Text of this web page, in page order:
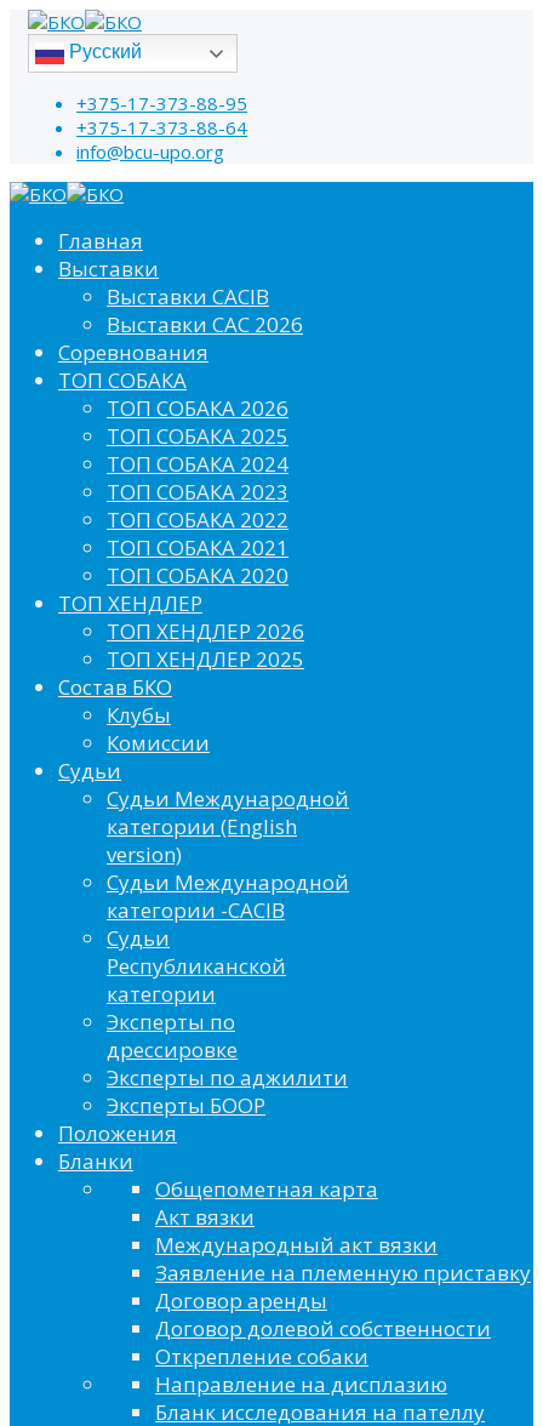
Русский
+375-17-373-88-95
+375-17-373-88-64
info@bcu-upo.org
Главная
Выставки
Выставки CACIB
Выставки САС 2026
Соревнования
ТОП СОБАКА
ТОП СОБАКА 2026
ТОП СОБАКА 2025
ТОП СОБАКА 2024
ТОП СОБАКА 2023
ТОП СОБАКА 2022
ТОП СОБАКА 2021
ТОП СОБАКА 2020
ТОП ХЕНДЛЕР
ТОП ХЕНДЛЕР 2026
ТОП ХЕНДЛЕР 2025
Состав БКО
Клубы
Комиссии
Судьи
Судьи Международной
категории (English
version)
Судьи Международной
категории -CACIB
Судьи
Республиканской
категории
Эксперты по
дрессировке
Эксперты по аджилити
Эксперты БООР
Положения
Бланки
Общепометная карта
Акт вязки
Международный акт вязки
Заявление на племенную приставку
Договор аренды
Договор долевой собственности
Открепление собаки
Направление на дисплазию
Бланк исследования на пателлу